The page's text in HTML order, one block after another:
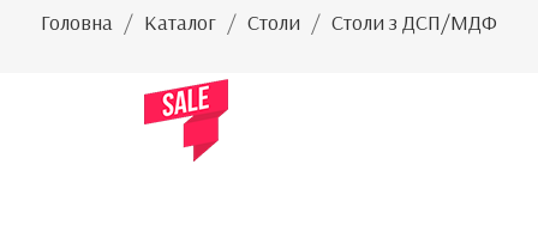
Головна Каталог Столи Столи з ДСП/МДФ